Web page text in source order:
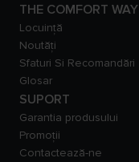
THE COMFORT WAY
Locuință
Noutăți
Sfaturi Si Recomandări
Glosar
SUPORT
Garantia produsului
Promoții
Contactează-ne